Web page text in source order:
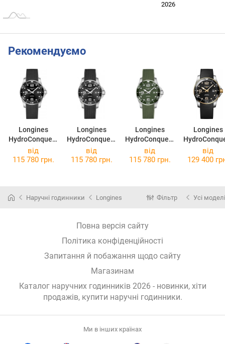
2026
Рекомендуємо
Longines
HydroConquest
L3.781.4.56.9
Longines
HydroConquest
L3.782.4.56.9
Longines
HydroConquest
L3.782.4.06.9
Longines
від
115 780 грн.
від
115 780 грн.
від
115 780 грн.
від
129 400
Наручні годинники Longines Фільтр Усі моделі
Повна версія сайту
Політика конфіденційності
Запитання й побажання щодо сайту
Магазинам
Каталог наручних годинників 2026 - новинки, хіти
продажів, купити наручні годинники.
Ми в інших країнах